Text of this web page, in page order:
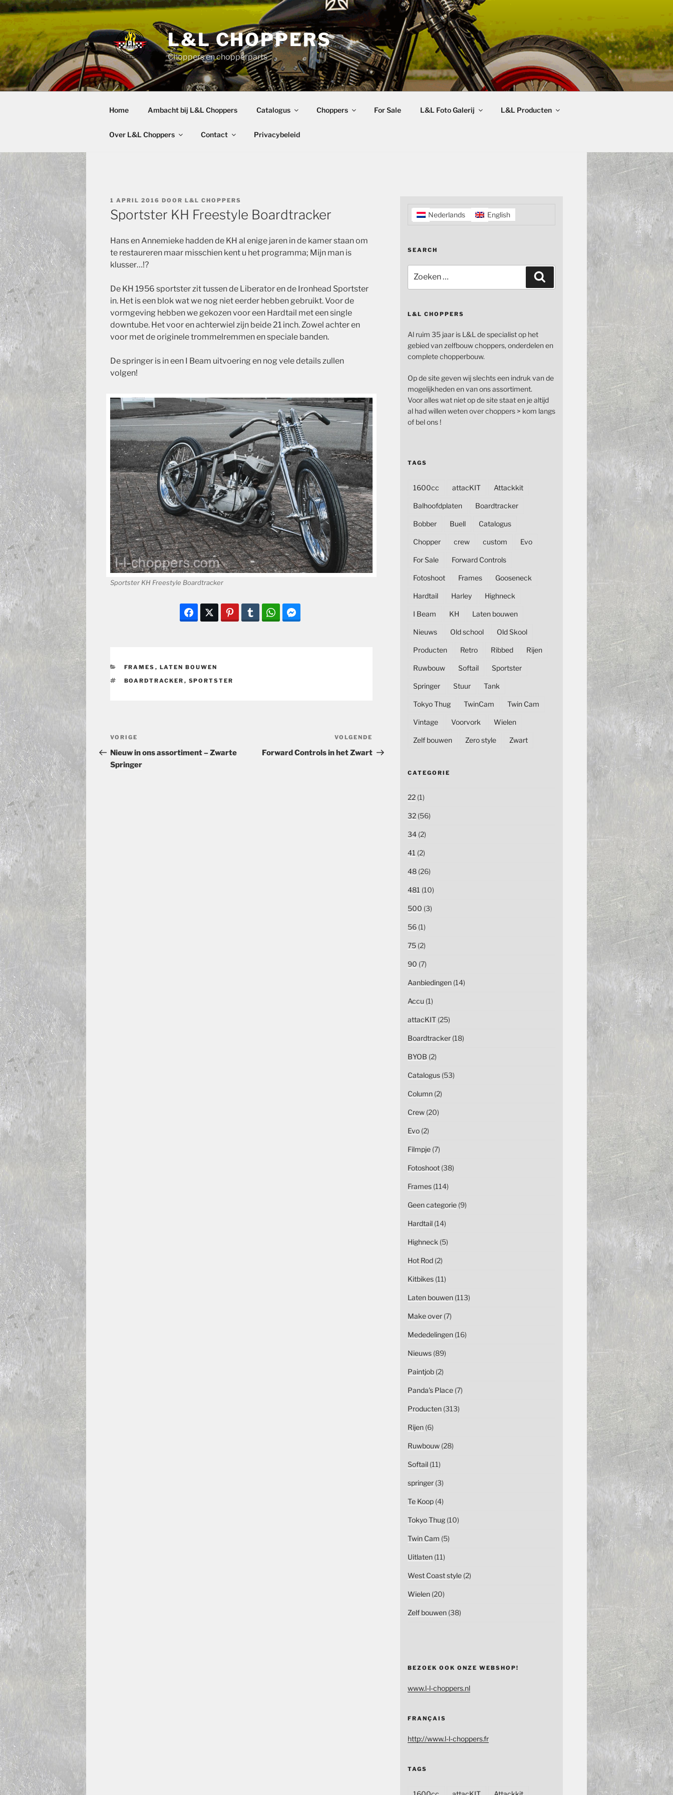
Ga
naar
inhoud
L&L CHOPPERS
Choppers en chopperparts
Home Ambacht bij L&L Choppers Catalogus Choppers For Sale L&L Foto Galerij L&L Producten
Over L&L Choppers Contact Privacybeleid
GEPLAATST
OP
1 APRIL 2016 DOOR L&L CHOPPERS
Sportster KH Freestyle Boardtracker
Hans en Annemieke hadden de KH al enige jaren in de kamer staan om
te restaureren maar misschien kent u het programma; Mijn man is
klusser…!?
De KH 1956 sportster zit tussen de Liberator en de Ironhead Sportster
in. Het is een blok wat we nog niet eerder hebben gebruikt.Voor de
vormgeving hebben we gekozen voor een Hardtail met een single
downtube. Het voor en achterwiel zijn beide 21 inch. Zowel achter en
voor met de originele trommelremmen en speciale banden.
De springer is in een I Beam uitvoering en nog vele details zullen
volgen!
Sportster KH Freestyle Boardtracker
CATEGORIEËN
FRAMES , LATEN BOUWEN
TAGS
BOARDTRACKER , SPORTSTER
Bericht
navigatie
Vorig
bericht
VORIGE
Nieuw in ons assortiment – Zwarte
Springer
bericht
VOLGENDE
Forward Controls in het Zwart
Nederlands English
SEARCH
naar:
L&L CHOPPERS
Al ruim 35 jaar is L&L de specialist op het
gebied van zelfbouw choppers, onderdelen en
complete chopperbouw.
Op de site geven wij slechts een indruk van de
mogelijkheden en van ons assortiment.
Voor alles wat niet op de site staat en je altijd
al had willen weten over choppers > kom langs
of bel ons !
TAGS
1600cc attacKIT Attackkit
Balhoofdplaten Boardtracker
Bobber Buell Catalogus
Chopper crew custom Evo
For Sale Forward Controls
Fotoshoot Frames Gooseneck
Hardtail Harley Highneck
I Beam KH Laten bouwen
Nieuws Old school Old Skool
Producten Retro Ribbed Rijen
Ruwbouw Softail Sportster
Springer Stuur Tank
Tokyo Thug TwinCam Twin Cam
Vintage Voorvork Wielen
Zelf bouwen Zero style Zwart
CATEGORIE
22(1)
32(56)
34(2)
41 (2)
48(26)
481 (10)
500 (3)
56(1)
75(2)
90 (7)
Aanbiedingen(14)
Accu (1)
attacKIT(25)
Boardtracker(18)
BYOB (2)
Catalogus(53)
Column(2)
Crew(20)
Evo(2)
Filmpje(7)
Fotoshoot(38)
Frames(114)
Geen categorie(9)
Hardtail(14)
Highneck (5)
Hot Rod(2)
Kitbikes(11)
Laten bouwen(113)
Make over(7)
Mededelingen(16)
Nieuws(89)
Paintjob(2)
Panda's Place(7)
Producten(313)
Rijen(6)
Ruwbouw(28)
Softail(11)
springer(3)
Te Koop(4)
Tokyo Thug(10)
Twin Cam (5)
Uitlaten(11)
West Coast style(2)
Wielen(20)
Zelf bouwen(38)
BEZOEK OOK ONZE WEBSHOP!
www.l-l-choppers.nl
FRANÇAIS
http://www.l-l-choppers.fr
TAGS